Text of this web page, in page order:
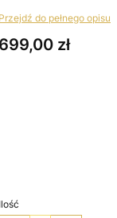
Przejdź do pełnego opisu
Cena
699,00 zł
Ilość